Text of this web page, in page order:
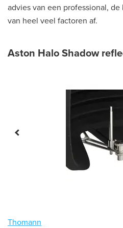
advies van een professional,
van heel veel factoren af.
Aston Halo Shadow
Thomann